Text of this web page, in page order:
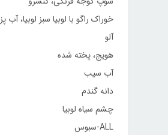
خوراک راگو با لوبیا سبز لوبیا، آب پز
آلو
هویج، پخته شده
آب سیب
دانه گندم
چشم سیاه لوبیا
ALL-سبوس